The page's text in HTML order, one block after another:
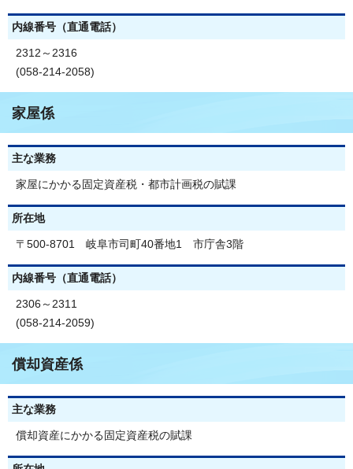
内線番号（直通電話）
2312～2316
(058-214-2058)
家屋係
主な業務
家屋にかかる固定資産税・都市計画税の賦課
所在地
〒500-8701 岐阜市司町40番地1 市庁舎3階
内線番号（直通電話）
2306～2311
(058-214-2059)
償却資産係
主な業務
償却資産にかかる固定資産税の賦課